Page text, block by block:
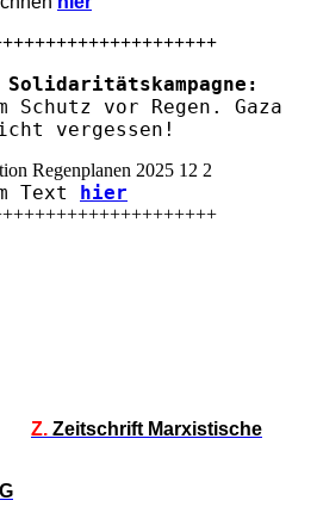
Solidaritätskampagne:
Schutz vor Regen. Gaza
vergessen!
Text hier
Z. Zeitschrift Marxistische